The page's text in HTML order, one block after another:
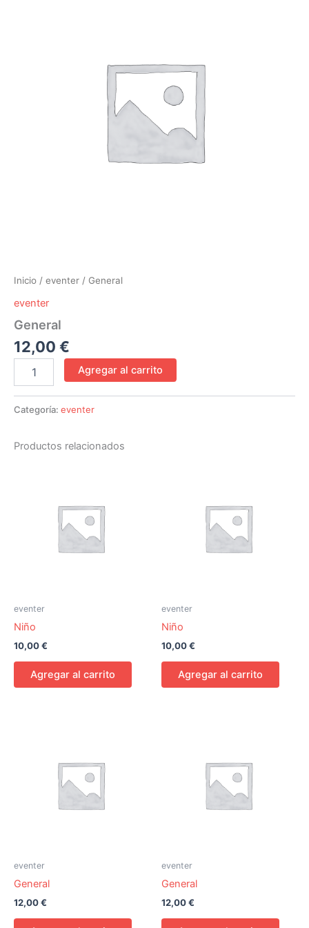
Inicio / eventer / General
eventer
General
12,00 €
Agregar al carrito
Categoría: eventer
Productos relacionados
eventer
Niño
10,00€
Agregar al carrito
eventer
Niño
10,00€
Agregar al carrito
eventer
General
12,00€
eventer
General
12,00€